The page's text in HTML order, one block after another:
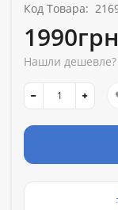
Код Товара:
Нашли дешевле?